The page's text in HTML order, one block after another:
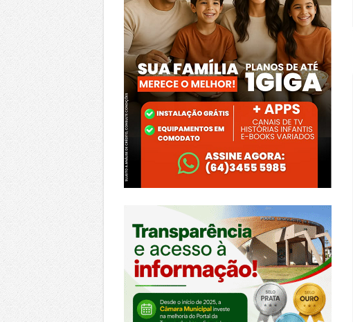
https://morrinhos.go.leg.br/